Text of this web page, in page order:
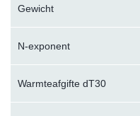
Gewicht
N-exponent
Warmteafgifte dT30